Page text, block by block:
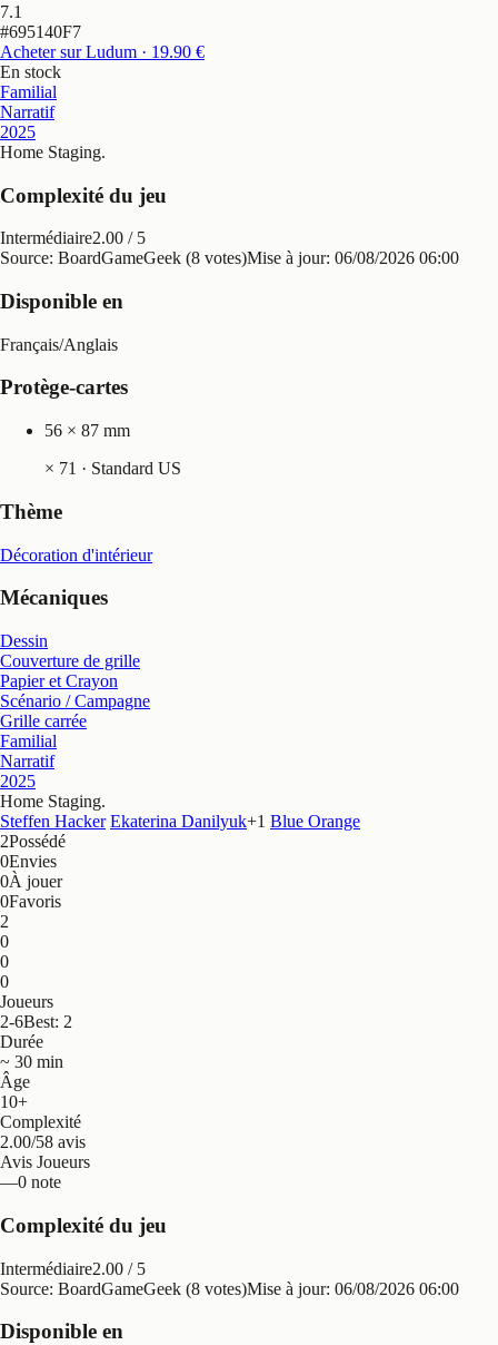
7.1
#695140F7
Acheter sur Ludum · 19.90 €
En stock
Familial
Narratif
2025
Home Staging.
Complexité du jeu
Intermédiaire2.00 / 5
Source: BoardGameGeek (8 votes)Mise à jour: 06/08/2026 06:00
Disponible en
Français/Anglais
Protège-cartes
56 × 87 mm
× 71 · Standard US
Thème
Décoration d'intérieur
Mécaniques
Dessin
Couverture de grille
Papier et Crayon
Scénario / Campagne
Grille carrée
Familial
Narratif
2025
Home Staging.
Steffen Hacker Ekaterina Danilyuk+1 Blue Orange
2Possédé
0Envies
0À jouer
0Favoris
2
0
0
0
Joueurs
2-6Best: 2
Durée
~ 30 min
Âge
10+
Complexité
2.00/58 avis
Avis Joueurs
—0 note
Complexité du jeu
Intermédiaire2.00 / 5
Source: BoardGameGeek (8 votes)Mise à jour: 06/08/2026 06:00
Disponible en